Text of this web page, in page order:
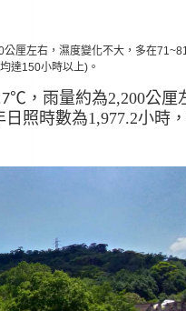
厘左右，濕度變化不大，多在
達150小時以上)。
℃，雨量約為2,200公厘
日照時數為1,977.2小時